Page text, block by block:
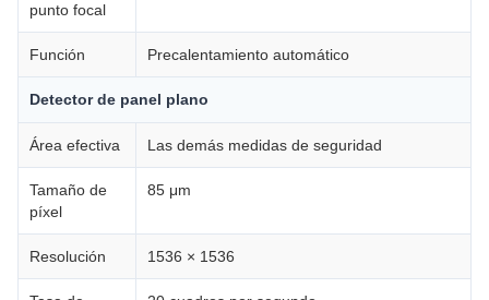
punto focal
Función Precalentamiento automático
Detector de panel plano
Área efectiva Las demás medidas de seguridad
Tamaño de
píxel
85 μm
Resolución 1536 × 1536